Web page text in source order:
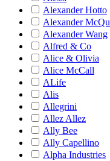
Alexander Hotto
Alexander
Alexander Wang
Alfred & Co
Alice & Olivia
Alice McCall
ALife
Alis
Allegrini
Allez Allez
Ally Bee
Ally Capellino
Alpha Industries